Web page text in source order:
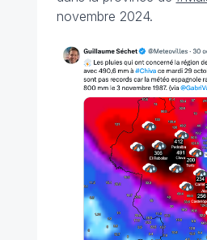
novembre 2024.